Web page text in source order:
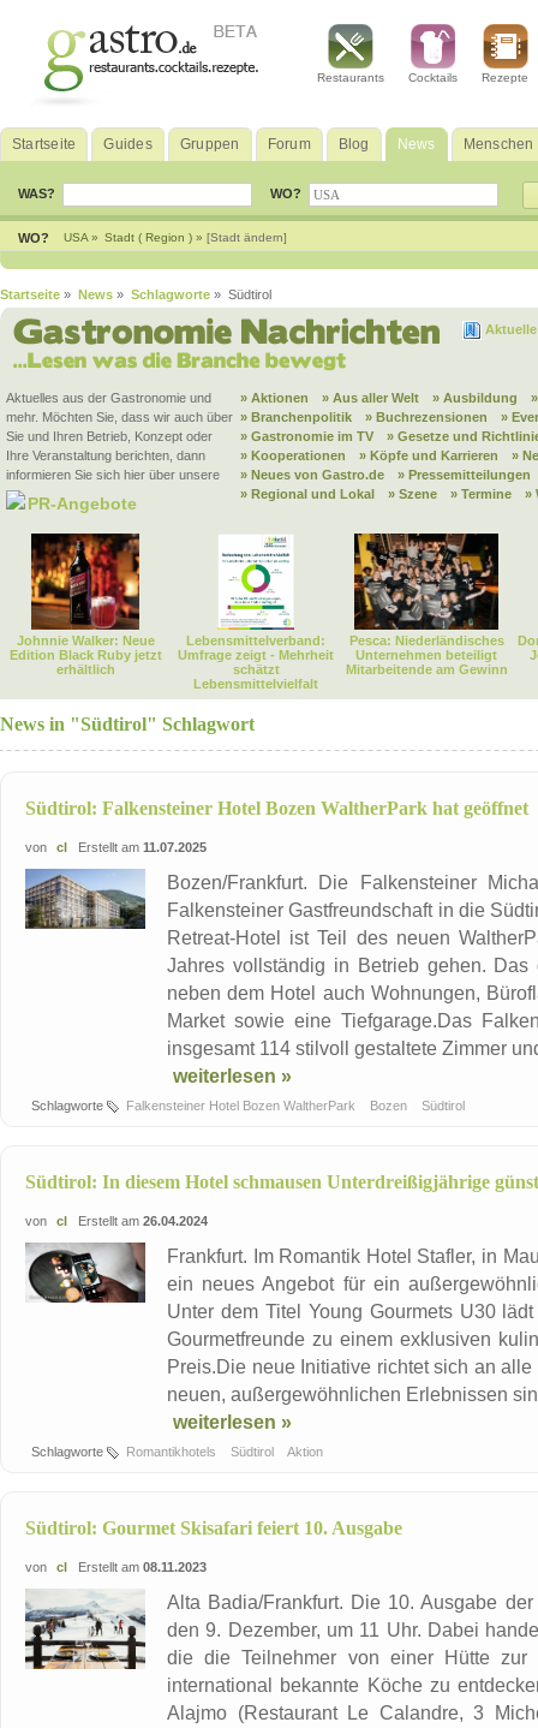
Restaurants Cocktails Rezepte
Startseite Guides Gruppen Forum Blog News Menschen
WAS? WO?
WO? USA » Stadt ( Region ) » [Stadt ändern]
Startseite » News » Schlagworte » Südtirol
Aktuelles aus der Gastronomie und
mehr. Möchten Sie, dass wir auch über
Sie und Ihren Betrieb, Konzept oder
Ihre Veranstaltung berichten, dann
informieren Sie sich hier über unsere
PR-Angebote
» Aktionen » Aus aller Welt » Ausbildung
» Branchenpolitik
» Buchrezensionen
»
» Gastronomie im TV
» Gesetze und
» Kooperationen
» Köpfe und Karrieren
»
» Neues von Gastro.de
» Pressemitteilungen
» Regional und Lokal
» Szene » Termine »
Johnnie Walker: Neue
Edition Black Ruby jetzt
erhältlich
Lebensmittelverband:
Umfrage zeigt - Mehrheit
schätzt
Lebensmittelvielfalt
Pesca: Niederländisches
Unternehmen beteiligt
Mitarbeitende am Gewinn
News in "Südtirol" Schlagwort
Südtirol: Falkensteiner Hotel Bozen WaltherPark hat geöffnet
von cl Erstellt am 11.07.2025
Bozen/Frankfurt. Die Falkensteiner
Falkensteiner Gastfreundschaft in die
Retreat-Hotel ist Teil des neuen
Jahres vollständig in Betrieb gehen. Das
neben dem Hotel auch Wohnungen,
Market sowie eine Tiefgarage.Das
insgesamt 114 stilvoll gestaltete Zimmer
weiterlesen »
Schlagworte Falkensteiner Hotel Bozen WaltherPark Bozen Südtirol
Südtirol: In diesem Hotel schmausen Unterdreißigjährige
von cl Erstellt am 26.04.2024
Frankfurt. Im Romantik Hotel Stafler, in
ein neues Angebot für ein
Unter dem Titel Young Gourmets U30
Gourmetfreunde zu einem exklusiven
Preis.Die neue Initiative richtet sich an
neuen, außergewöhnlichen Erlebnissen
weiterlesen »
Schlagworte Romantikhotels Südtirol Aktion
Südtirol: Gourmet Skisafari feiert 10. Ausgabe
von cl Erstellt am 08.11.2023
Alta Badia/Frankfurt. Die 10. Ausgabe
den 9. Dezember, um 11 Uhr. Dabei
die die Teilnehmer von einer Hütte
international bekannte Köche zu
Alajmo (Restaurant Le Calandre, 3